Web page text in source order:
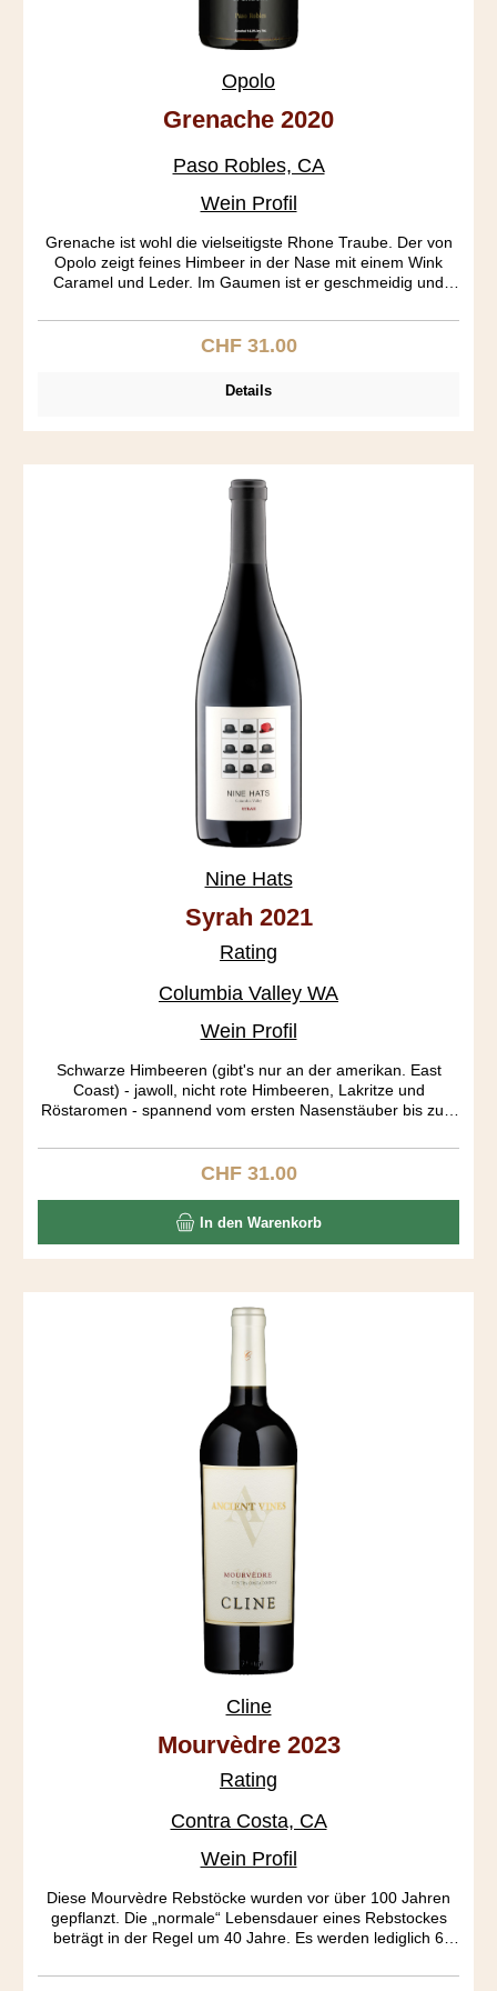
Opolo
Grenache 2020
Paso Robles, CA
Wein Profil
Grenache ist wohl die vielseitigste Rhone Traube. Der von
Opolo zeigt feines Himbeer in der Nase mit einem Wink
Caramel und Leder. Im Gaumen ist er geschmeidig und
Schuss Pfiffigkeit.
Regulärer Preis:
CHF 31.00
Details
Nine Hats
Syrah 2021
Rating
Columbia Valley WA
Wein Profil
Schwarze Himbeeren (gibt's nur an der amerikan. East
Coast) - jawoll, nicht rote Himbeeren, Lakritze und
Röstaromen - spannend vom ersten Nasenstäuber bis zum
stammen aus drei verschieden Rebbergen: Stone Tree and
Candy Mountain Vineyards aus der Red Mountain AVA
Yakima Valley die Frucht in diesen Ausnahme Blend.
Regulärer Preis:
CHF 31.00
In den Warenkorb
Cline
Mourvèdre 2023
Rating
Contra Costa, CA
Wein Profil
Diese Mourvèdre Rebstöcke wurden vor über 100 Jahren
gepflanzt. Die „normale“ Lebensdauer eines Rebstockes
beträgt in der Regel um 40 Jahre. Es werden lediglich 6
Ausnahmeweines ist die ausgeprägte Frucht und das tiefe